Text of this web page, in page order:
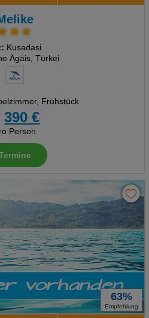
Kusadasi
Ägäis, Türkei
Frühstück
390 €
Person
63%
Empfehlung